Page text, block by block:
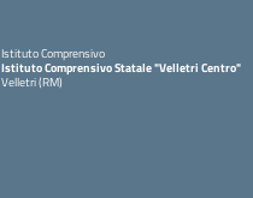
Istituto Comprensivo
Istituto Comprensivo Statale "Velletri Centro"
Velletri (RM)